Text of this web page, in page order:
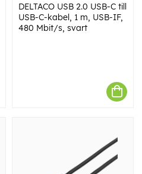
DELTACO USB 2.0 USB-C till
USB-C-kabel, 1 m, USB-IF,
480 Mbit/s, svart